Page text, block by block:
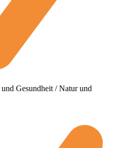
Gesundheit / Natur und